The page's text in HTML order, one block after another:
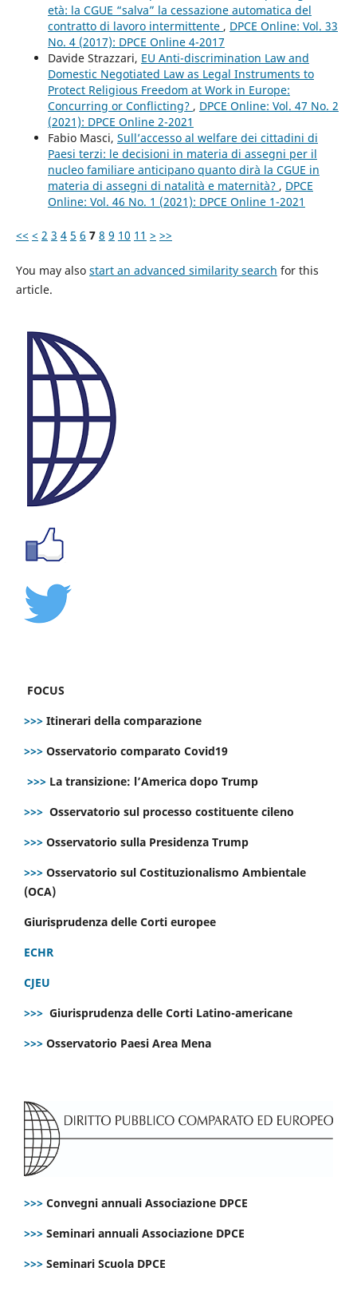
età: la CGUE “salva” la cessazione automatica del
contratto di lavoro intermittente , DPCE Online: Vol. 33
No. 4 (2017): DPCE Online 4-2017
Davide Strazzari, EU Anti-discrimination Law and
Domestic Negotiated Law as Legal Instruments to
Protect Religious Freedom at Work in Europe:
Concurring or Conflicting? , DPCE Online: Vol. 47 No. 2
(2021): DPCE Online 2-2021
Fabio Masci, Sull’accesso al welfare dei cittadini di
Paesi terzi: le decisioni in materia di assegni per il
nucleo familiare anticipano quanto dirà la CGUE in
materia di assegni di natalità e maternità? , DPCE
Online: Vol. 46 No. 1 (2021): DPCE Online 1-2021
<< < 2 3 4 5 6 7 8 9 10 11 > >>
You may also start an advanced similarity search for this
article.
FOCUS
>>> Itinerari della comparazione
>>> Osservatorio comparato Covid19
>>> La transizione: l’America dopo Trump
>>> Osservatorio sul processo costituente cileno
>>> Osservatorio sulla Presidenza Trump
>>> Osservatorio sul Costituzionalismo Ambientale
(OCA)
Giurisprudenza delle Corti europee
ECHR
CJEU
>>> Giurisprudenza delle Corti Latino-americane
>>> Osservatorio Paesi Area Mena
>>> Convegni annuali Associazione DPCE
>>> Seminari annuali Associazione DPCE
>>> Seminari Scuola DPCE